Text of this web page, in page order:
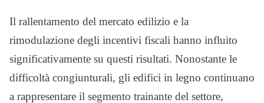
Il rallentamento del mercato edilizio e la
rimodulazione degli incentivi fiscali hanno influito
significativamente su questi risultati. Nonostante le
difficoltà congiunturali, gli edifici in legno continuano
a rappresentare il segmento trainante del settore,